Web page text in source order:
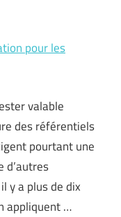
pour les
valable
des référentiels
pourtant une
d’autres
y a plus de dix
appliquent …